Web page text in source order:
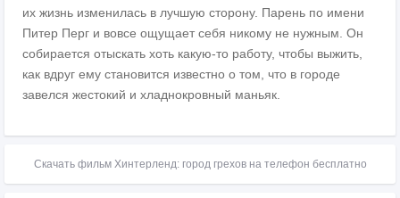
их жизнь изменилась в лучшую сторону. Парень по имени
Питер Перг и вовсе ощущает себя никому не нужным. Он
собирается отыскать хоть какую-то работу, чтобы выжить,
как вдруг ему становится известно о том, что в городе
завелся жестокий и хладнокровный маньяк.
Скачать фильм Хинтерленд: город грехов на телефон бесплатно